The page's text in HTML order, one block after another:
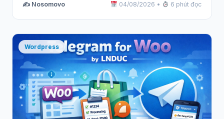
✍️ Nosomovo 04/08/2026 • 6 phút đọc
Wordpress